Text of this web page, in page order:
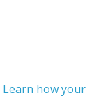
Learn how your